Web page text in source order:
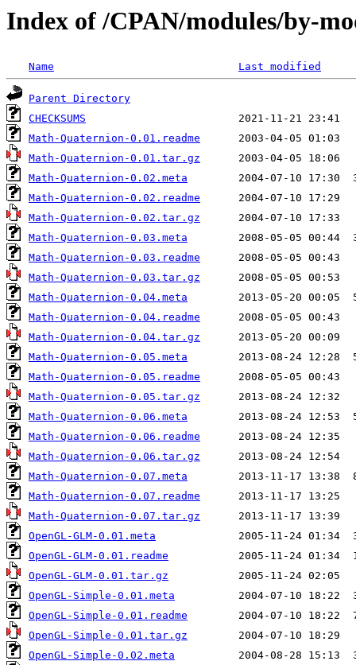
Index of /CPAN/modules/by-
Name Last modified
Parent Directory
CHECKSUMS
Math-Quaternion-0.01.readme
Math-Quaternion-0.01.tar.gz
Math-Quaternion-0.02.meta
Math-Quaternion-0.02.readme
Math-Quaternion-0.02.tar.gz
Math-Quaternion-0.03.meta
Math-Quaternion-0.03.readme
Math-Quaternion-0.03.tar.gz
Math-Quaternion-0.04.meta
Math-Quaternion-0.04.readme
Math-Quaternion-0.04.tar.gz
Math-Quaternion-0.05.meta
Math-Quaternion-0.05.readme
Math-Quaternion-0.05.tar.gz
Math-Quaternion-0.06.meta
Math-Quaternion-0.06.readme
Math-Quaternion-0.06.tar.gz
Math-Quaternion-0.07.meta
Math-Quaternion-0.07.readme
Math-Quaternion-0.07.tar.gz
OpenGL-GLM-0.01.meta
OpenGL-GLM-0.01.readme
OpenGL-GLM-0.01.tar.gz
OpenGL-Simple-0.01.meta
OpenGL-Simple-0.01.readme
OpenGL-Simple-0.01.tar.gz
OpenGL-Simple-0.02.meta